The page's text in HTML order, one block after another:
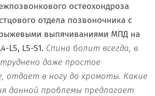
остеохондроза
отдела позвоночника с
выпячиваниями МПД на
4-L5, L5-S1. Спина болит всегда, в
даже простое
отдает в ногу до хромоты. Какие
данной проблемы предлагает